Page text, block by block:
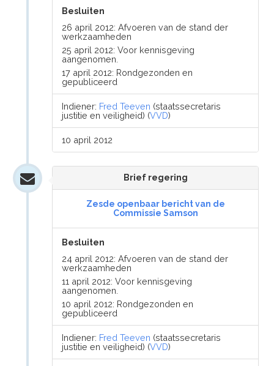
Besluiten
26 april 2012: Afvoeren van de stand der
werkzaamheden
25 april 2012: Voor kennisgeving
aangenomen.
17 april 2012: Rondgezonden en
gepubliceerd
Indiener: Fred Teeven (staatssecretaris
justitie en veiligheid) (VVD)
10 april 2012
Brief regering
Zesde openbaar bericht van de
Commissie Samson
Besluiten
24 april 2012: Afvoeren van de stand der
werkzaamheden
11 april 2012: Voor kennisgeving
aangenomen.
10 april 2012: Rondgezonden en
gepubliceerd
Indiener: Fred Teeven (staatssecretaris
justitie en veiligheid) (VVD)